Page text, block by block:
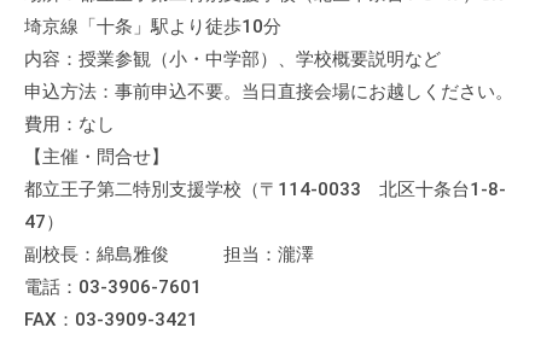
埼京線「十条」駅より徒歩10分
内容：授業参観（小・中学部）、学校概要説明など
申込方法：事前申込不要。当日直接会場にお越しください。
費用：なし
【主催・問合せ】
都立王子第二特別支援学校（〒114-0033 北区十条台1-8-
47）
副校長：綿島雅俊 担当：瀧澤
電話：03-3906-7601
FAX：03-3909-3421